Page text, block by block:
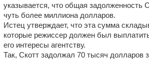
указывается, что общая задолженность
чуть более миллиона долларов.
Истец утверждает, что эта сумма
которые режиссер должен был
его интересы агентству.
Так, Скотт задолжал 70 тысяч долларов